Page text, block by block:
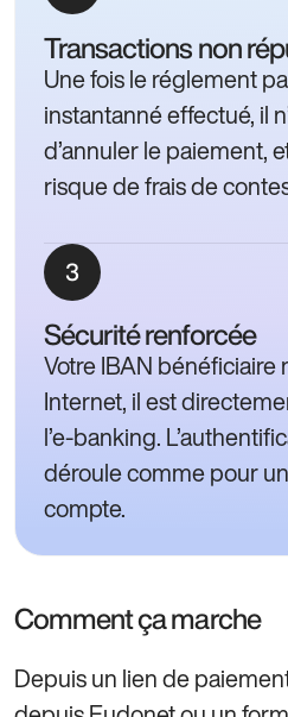
Transactions non
Une fois le réglement
instantanné effectué, il
d’annuler le paiement,
risque de frais de
Sécurité renforcée
Votre IBAN bénéficiaire
Internet, il est
l’e-banking.
déroule comme pour
compte.
Comment ça marche
Depuis un lien de